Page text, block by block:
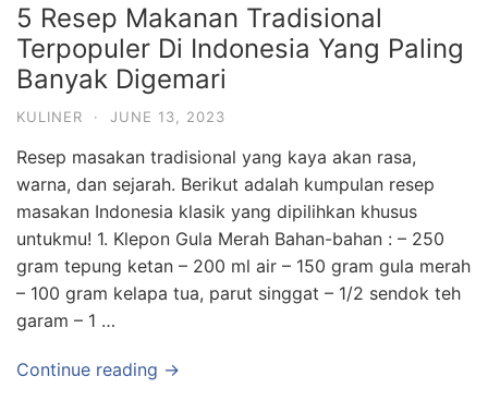
5 Resep Makanan Tradisional
Terpopuler Di Indonesia Yang Paling
Banyak Digemari
KULINER · JUNE 13, 2023
Resep masakan tradisional yang kaya akan rasa,
warna, dan sejarah. Berikut adalah kumpulan resep
masakan Indonesia klasik yang dipilihkan khusus
untukmu! 1. Klepon Gula Merah Bahan-bahan : – 250
gram tepung ketan – 200 ml air – 150 gram gula merah
– 100 gram kelapa tua, parut singgat – 1/2 sendok teh
garam – 1 …
Continue reading →